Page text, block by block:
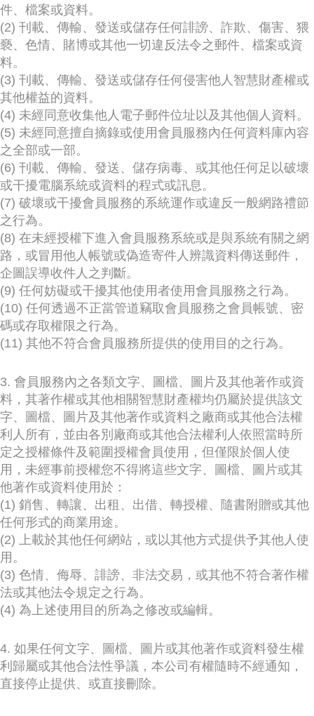
件、檔案或資料。
(2) 刊載、傳輸、發送或儲存任何誹謗、詐欺、傷害、猥
褻、色情、賭博或其他一切違反法令之郵件、檔案或資
料。
(3) 刊載、傳輸、發送或儲存任何侵害他人智慧財產權或
其他權益的資料。
(4) 未經同意收集他人電子郵件位址以及其他個人資料。
(5) 未經同意擅自摘錄或使用會員服務內任何資料庫內容
之全部或一部。
(6) 刊載、傳輸、發送、儲存病毒、或其他任何足以破壞
或干擾電腦系統或資料的程式或訊息。
(7) 破壞或干擾會員服務的系統運作或違反一般網路禮節
之行為。
(8) 在未經授權下進入會員服務系統或是與系統有關之網
路，或冒用他人帳號或偽造寄件人辨識資料傳送郵件，
企圖誤導收件人之判斷。
(9) 任何妨礙或干擾其他使用者使用會員服務之行為。
(10) 任何透過不正當管道竊取會員服務之會員帳號、密
碼或存取權限之行為。
(11) 其他不符合會員服務所提供的使用目的之行為。
3. 會員服務內之各類文字、圖檔、圖片及其他著作或資
料，其著作權或其他相關智慧財產權均仍屬於提供該文
字、圖檔、圖片及其他著作或資料之廠商或其他合法權
利人所有，並由各別廠商或其他合法權利人依照當時所
定之授權條件及範圍授權會員使用，但僅限於個人使
用，未經事前授權您不得將這些文字、圖檔、圖片或其
他著作或資料使用於：
(1) 銷售、轉讓、出租、出借、轉授權、隨書附贈或其他
任何形式的商業用途。
(2) 上載於其他任何網站，或以其他方式提供予其他人使
用。
(3) 色情、侮辱、誹謗、非法交易，或其他不符合著作權
法或其他法令規定之行為。
(4) 為上述使用目的所為之修改或編輯。
4. 如果任何文字、圖檔、圖片或其他著作或資料發生權
利歸屬或其他合法性爭議，本公司有權隨時不經通知，
直接停止提供、或直接刪除。